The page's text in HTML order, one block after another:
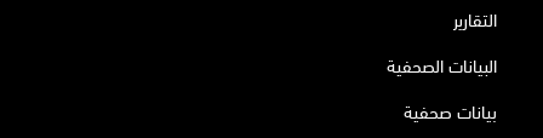
التقارير
البيانات الصحفية
بيانات صحفية